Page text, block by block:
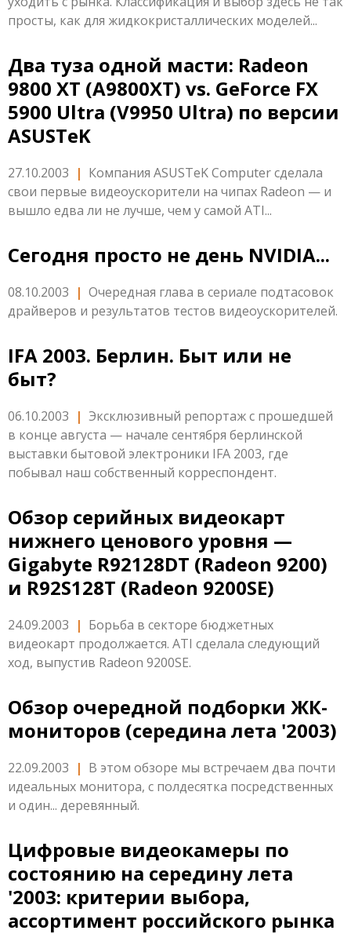
просты, как для жидкокристаллических моделей...
Два туза одной масти: Radeon
9800 XT (A9800XT) vs. GeForce FX
5900 Ultra (V9950 Ultra) по версии
ASUSTeK
27.10.2003 | Компания ASUSTeK Computer сделала
свои первые видеоускорители на чипах Radeon — и
вышло едва ли не лучше, чем у самой ATI...
Сегодня просто не день NVIDIA...
08.10.2003 | Очередная глава в сериале подтасовок
драйверов и результатов тестов видеоускорителей.
IFA 2003. Берлин. Быт или не
быт?
06.10.2003 | Эксклюзивный репортаж с прошедшей
в конце августа — начале сентября берлинской
выставки бытовой электроники IFA 2003, где
побывал наш собственный корреспондент.
Обзор серийных видеокарт
нижнего ценового уровня —
Gigabyte R92128DT (Radeon 9200)
и R92S128T (Radeon 9200SE)
24.09.2003 | Борьба в секторе бюджетных
видеокарт продолжается. ATI сделала следующий
ход, выпустив Radeon 9200SE.
Обзор очередной подборки ЖК-
мониторов (середина лета '2003)
22.09.2003 | В этом обзоре мы встречаем два почти
идеальных монитора, с полдесятка посредственных
и один... деревянный.
Цифровые видеокамеры по
состоянию на середину лета
'2003: критерии выбора,
ассортимент российского рынка